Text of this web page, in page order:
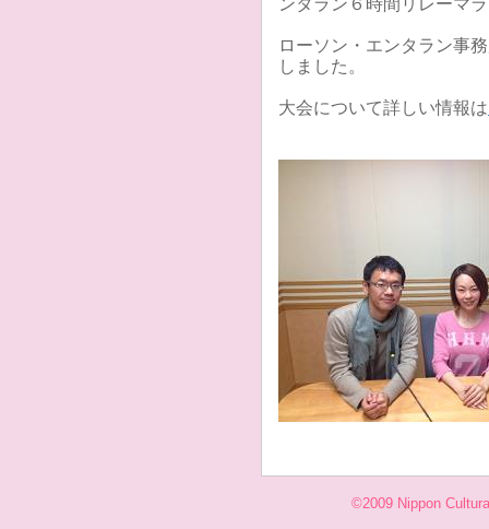
ンタラン６時間リレーマ
ローソン・エンタラン事
しました。
大会について詳しい情報は
©2009 Nippon